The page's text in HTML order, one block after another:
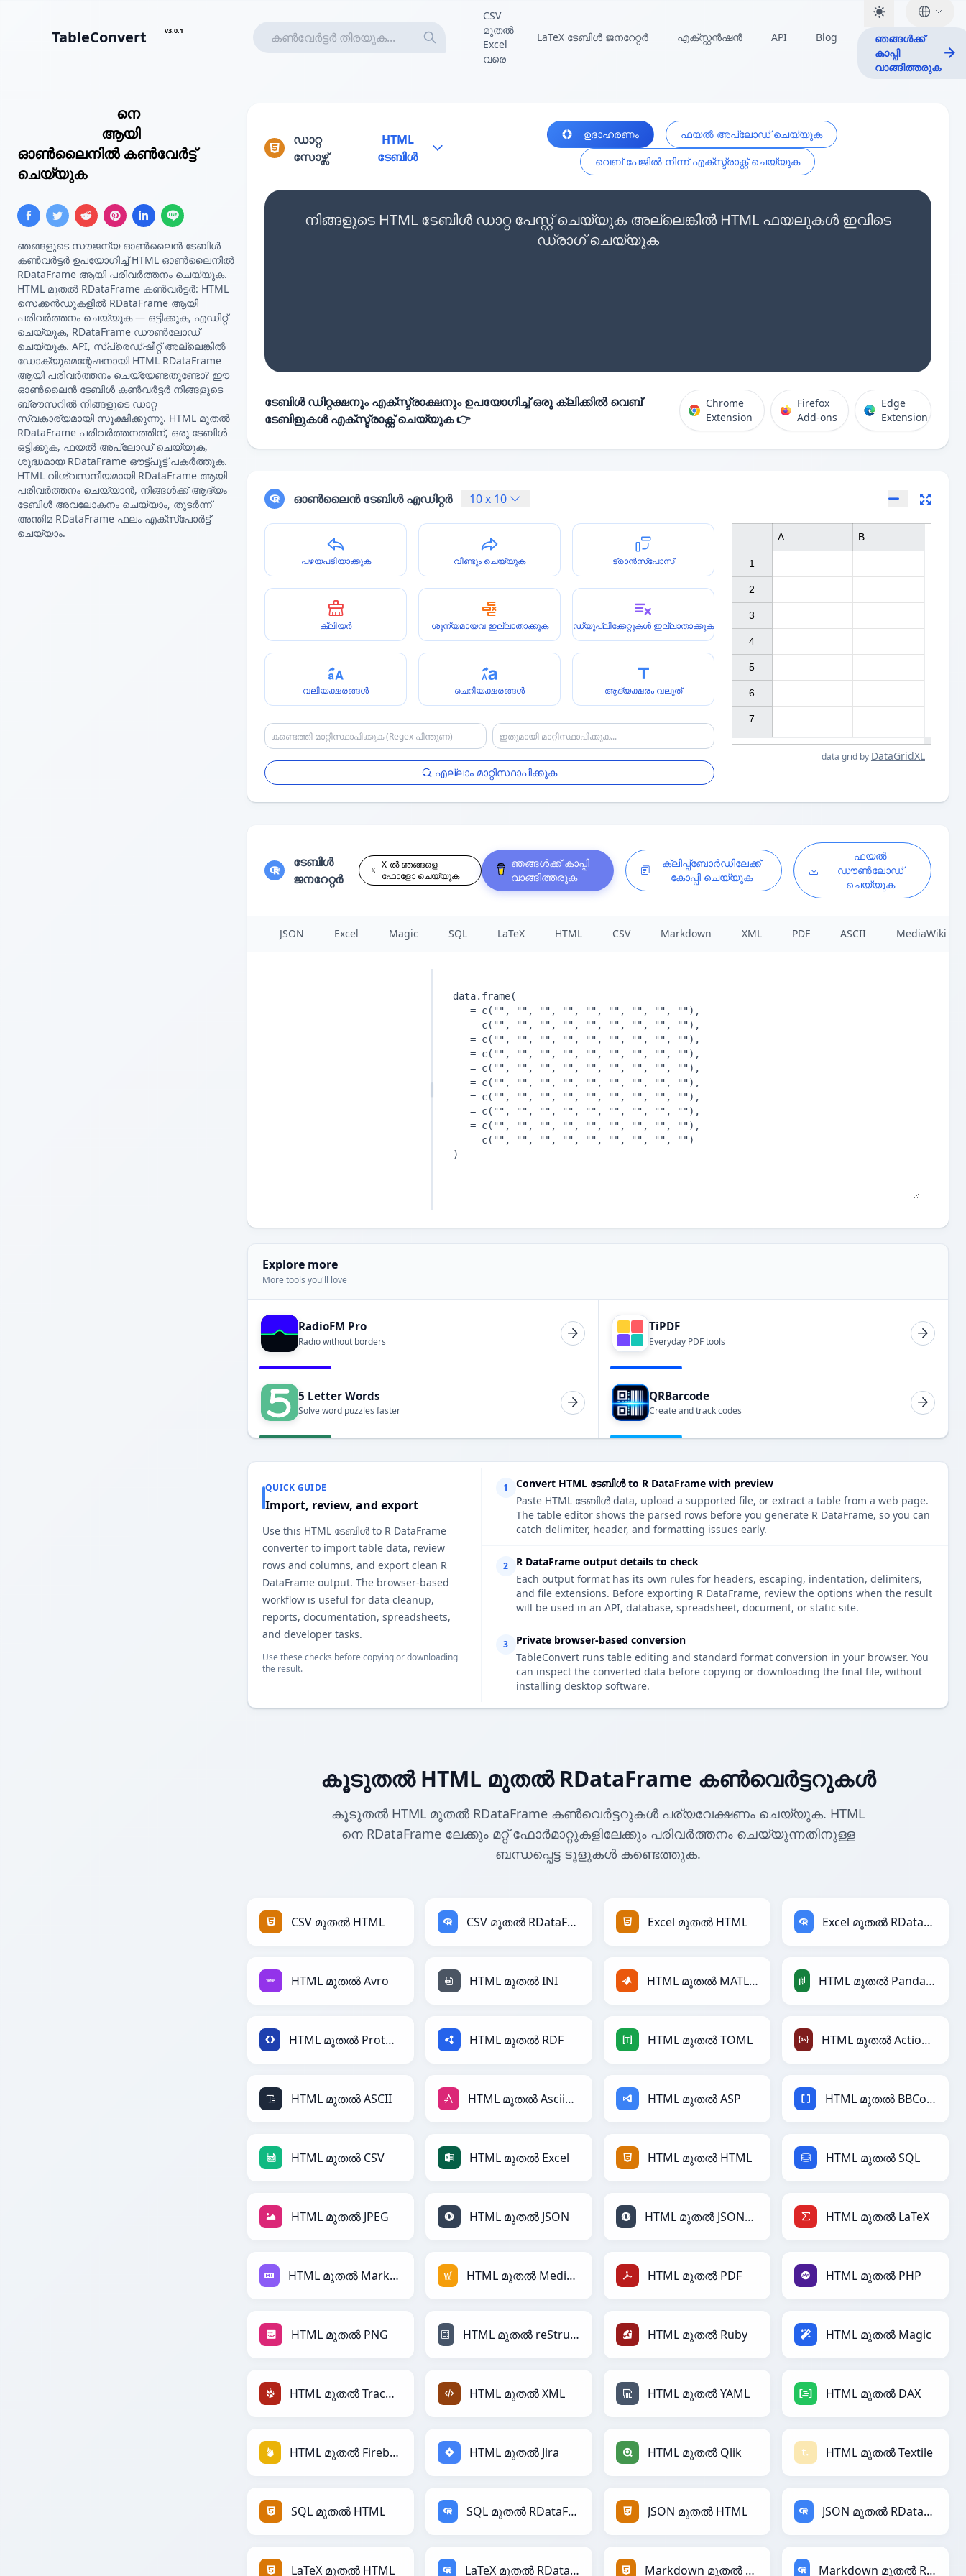
TableConvert v3.0.1
CSV
മുതൽ
Excel
വരെ
LaTeX ടേബിൾ ജനറേറ്റർ എക്സ്റ്റൻഷൻ API Blog
ഞങ്ങൾക്ക്
കാപ്പി
വാങ്ങിത്തരുക
നെ
ആയി
ഓൺലൈനിൽ കൺവേർട്ട്
ചെയ്യുക
ഞങ്ങളുടെ സൗജന്യ ഓൺലൈൻ ടേബിൾ
കൺവർട്ടർ ഉപയോഗിച്ച് HTML ഓൺലൈനിൽ
RDataFrame ആയി പരിവർത്തനം ചെയ്യുക.
HTML മുതൽ RDataFrame കൺവർട്ടർ: HTML
സെക്കൻഡുകളിൽ RDataFrame ആയി
പരിവർത്തനം ചെയ്യുക — ഒട്ടിക്കുക, എഡിറ്റ്
ചെയ്യുക, RDataFrame ഡൗൺലോഡ്
ചെയ്യുക. API, സ്പ്രെഡ്ഷീറ്റ് അല്ലെങ്കിൽ
ഡോക്യുമെന്റേഷനായി HTML RDataFrame
ആയി പരിവർത്തനം ചെയ്യേണ്ടതുണ്ടോ? ഈ
ഓൺലൈൻ ടേബിൾ കൺവർട്ടർ നിങ്ങളുടെ
ബ്രൗസറിൽ നിങ്ങളുടെ ഡാറ്റ
സ്വകാര്യമായി സൂക്ഷിക്കുന്നു. HTML മുതൽ
RDataFrame പരിവർത്തനത്തിന്, ഒരു ടേബിൾ
ഒട്ടിക്കുക, ഫയൽ അപ്‌ലോഡ് ചെയ്യുക,
ശുദ്ധമായ RDataFrame ഔട്ട്‌പുട്ട് പകർത്തുക.
HTML വിശ്വസനീയമായി RDataFrame ആയി
പരിവർത്തനം ചെയ്യാൻ, നിങ്ങൾക്ക് ആദ്യം
ടേബിൾ അവലോകനം ചെയ്യാം, തുടർന്ന്
അന്തിമ RDataFrame ഫലം എക്സ്‌പോർട്ട്
ചെയ്യാം.
ഡാറ്റ
സോഴ്സ്
HTML
ടേബിൾ
ഉദാഹരണം
ഫയൽ അപ്‌ലോഡ് ചെയ്യുക
വെബ് പേജിൽ നിന്ന് എക്സ്ട്രാക്റ്റ് ചെയ്യുക
നിങ്ങളുടെ HTML ടേബിൾ ഡാറ്റ പേസ്റ്റ് ചെയ്യുക അല്ലെങ്കിൽ HTML ഫയലുകൾ ഇവിടെ
ഡ്രാഗ് ചെയ്യുക
ടേബിൾ ഡിറ്റക്ഷനും എക്സ്ട്രാക്ഷനും ഉപയോഗിച്ച് ഒരു ക്ലിക്കിൽ വെബ്
ടേബിളുകൾ എക്സ്ട്രാക്റ്റ് ചെയ്യുക 👉
Chrome
Extension
Firefox
Add-ons
Edge
Extension
ഓൺലൈൻ ടേബിൾ എഡിറ്റർ 10x 10
പഴയപടിയാക്കുക വീണ്ടും ചെയ്യുക ട്രാൻസ്പോസ്
ക്ലിയർ ശൂന്യമായവ ഇല്ലാതാക്കുക ഡ്യൂപ്ലിക്കേറ്റുകൾ ഇല്ലാതാക്കുക
വലിയക്ഷരങ്ങൾ ചെറിയക്ഷരങ്ങൾ ആദ്യക്ഷരം വലുത്
എല്ലാം മാറ്റിസ്ഥാപിക്കുക
1
2
3
4
5
6
7
A B
data grid by DataGridXL
ടേബിൾ
ജനറേറ്റർ
X-ൽ ഞങ്ങളെ
ഫോളോ ചെയ്യുക
ഞങ്ങൾക്ക് കാപ്പി
വാങ്ങിത്തരുക
ക്ലിപ്പ്ബോർഡിലേക്ക്
കോപ്പി ചെയ്യുക
ഫയൽ
ഡൗൺലോഡ്
ചെയ്യുക
JSON Excel Magic SQL LaTeX HTML CSV Markdown XML PDF ASCII MediaWiki
Explore more
More tools you'll love
RadioFM Pro
Radio without borders
TiPDF
Everyday PDF tools
5 Letter Words
Solve word puzzles faster
QRBarcode
Create and track codes
QUICK GUIDE
Import, review, and export
Use this HTML ടേബിൾ to R DataFrame
converter to import table data, review
rows and columns, and export clean R
DataFrame output. The browser-based
workflow is useful for data cleanup,
reports, documentation, spreadsheets,
and developer tasks.
Use these checks before copying or downloading
the result.
1
Convert HTML ടേബിൾ to R DataFrame with preview
Paste HTML ടേബിൾ data, upload a supported file, or extract a table from a web page.
The table editor shows the parsed rows before you generate R DataFrame, so you can
catch delimiter, header, and formatting issues early.
2
R DataFrame output details to check
Each output format has its own rules for headers, escaping, indentation, delimiters,
and file extensions. Before exporting R DataFrame, review the options when the result
will be used in an API, database, spreadsheet, document, or static site.
3
Private browser-based conversion
TableConvert runs table editing and standard format conversion in your browser. You
can inspect the converted data before copying or downloading the final file, without
installing desktop software.
കൂടുതൽ HTML മുതൽ RDataFrame കൺവെർട്ടറുകൾ
കൂടുതൽ HTML മുതൽ RDataFrame കൺവെർട്ടറുകൾ പര്യവേക്ഷണം ചെയ്യുക. HTML
നെ RDataFrame ലേക്കും മറ്റ് ഫോർമാറ്റുകളിലേക്കും പരിവർത്തനം ചെയ്യുന്നതിനുള്ള
ബന്ധപ്പെട്ട ടൂളുകൾ കണ്ടെത്തുക.
CSV മുതൽ HTML CSV മുതൽ RDataFrame Excel മുതൽ HTML Excel മുതൽ RDataFrame
HTML മുതൽ Avro HTML മുതൽ INI HTML മുതൽ MATLAB HTML മുതൽ PandasDataFrame
HTML മുതൽ Protobuf HTML മുതൽ RDF HTML മുതൽ TOML HTML മുതൽ ActionScript
HTML മുതൽ ASCII HTML മുതൽ AsciiDoc HTML മുതൽ ASP HTML മുതൽ BBCode
HTML മുതൽ CSV HTML മുതൽ Excel HTML മുതൽ HTML HTML മുതൽ SQL
HTML മുതൽ JPEG HTML മുതൽ JSON HTML മുതൽ JSONLines HTML മുതൽ LaTeX
HTML മുതൽ Markdown HTML മുതൽ MediaWiki HTML മുതൽ PDF HTML മുതൽ PHP
HTML മുതൽ PNG HTML മുതൽ reStructuredText HTML മുതൽ Ruby HTML മുതൽ Magic
HTML മുതൽ TracWiki HTML മുതൽ XML HTML മുതൽ YAML HTML മുതൽ DAX
HTML മുതൽ Firebase HTML മുതൽ Jira HTML മുതൽ Qlik HTML മുതൽ Textile
SQL മുതൽ HTML SQL മുതൽ RDataFrame JSON മുതൽ HTML JSON മുതൽ RDataFrame
LaTeX മുതൽ HTML LaTeX മുതൽ RDataFrame Markdown മുതൽ HTML Markdown മുതൽ RDataFrame